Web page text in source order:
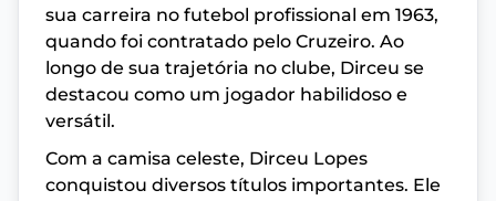
sua carreira no futebol profissional em 1963,
quando foi contratado pelo Cruzeiro. Ao
longo de sua trajetória no clube, Dirceu se
destacou como um jogador habilidoso e
versátil.
Com a camisa celeste, Dirceu Lopes
conquistou diversos títulos importantes. Ele